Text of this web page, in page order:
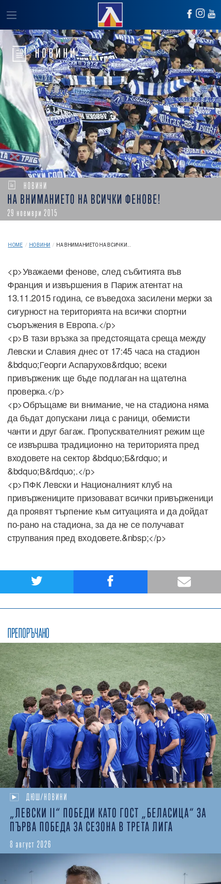
НОВИНИ
НОВИНИ
НА ВНИМАНИЕТО НА ВСИЧКИ ФЕНОВЕ!
29 ноември 2015
HOME / НОВИНИ / НА ВНИМАНИЕТО НА ВСИЧКИ...
<p>Уважаеми фенове, след събитията във
Франция и извършения в Париж атентат на
13.11.2015 година, се въведоха засилени мерки за
сигурност на територията на всички спортни
съоръжения в Европа.</p>
<p>В тази връзка за предстоящата среща между
Левски и Славия днес от 17:45 часа на стадион
&bdquo;Георги Аспарухов&rdquo; всеки
привърженик ще бъде подлаган на щателна
проверка.</p>
<p>Обръщаме ви внимание, че на стадиона няма
да бъдат допускани лица с раници, обемисти
чанти и друг багаж. Пропусквателният режим ще
се извършва традиционно на територията пред
входовете на сектор &bdquo;Б&rdquo; и
&bdquo;В&rdquo;.</p>
<p>ПФК Левски и Националният клуб на
привържениците призовават всички привърженици
да проявят търпение към ситуацията и да дойдат
по-рано на стадиона, за да не се получават
струпвания пред входовете.&nbsp;</p>
ПРЕПОРЪЧАНО
ДЮШ/НОВИНИ
„ЛЕВСКИ II“ ПОБЕДИ КАТО ГОСТ „БЕЛАСИЦА“ ЗА
ПЪРВА ПОБЕДА ЗА СЕЗОНА В ТРЕТА ЛИГА
8 август 2026